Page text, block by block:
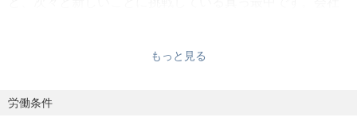
この大きな転換期を共に歩み、業界の未来を明るく、人々
と実現する力を持った仲間を求めています。
もっと見る
労働条件